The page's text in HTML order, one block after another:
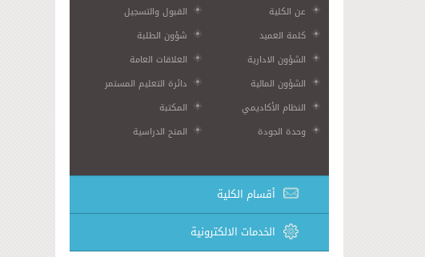
عن الكلية
القبول والتسجيل
كلمة العميد
شؤون الطلبة
الشؤون الادارية
العلاقات العامة
الشؤون المالية
دائرة التعليم المستمر
النظام الأكاديمي
المكتبة
وحدة الجودة
المنح الدراسية
أقسام الكلية
الخدمات الالكترونية